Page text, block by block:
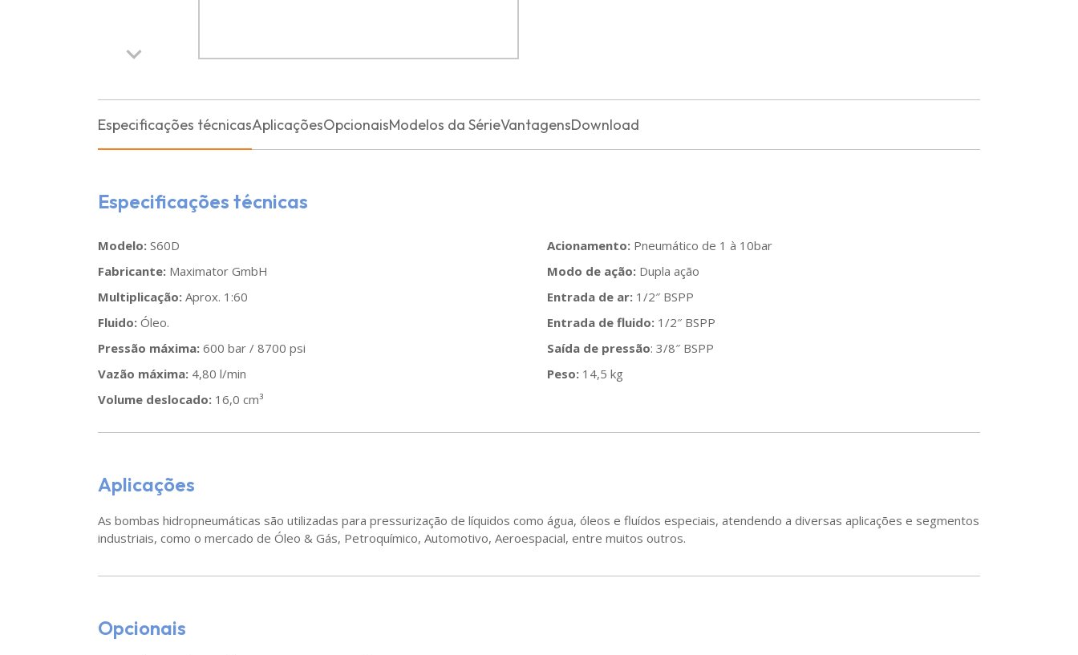
Especificações técnicasAplicaçõesOpcionaisModelos da SérieVantagensDownload
Especificações técnicas
Modelo: S60D
Fabricante: Maximator GmbH
Multiplicação: Aprox. 1:60
Fluido: Óleo.
Pressão máxima: 600 bar / 8700 psi
Vazão máxima: 4,80 l/min
Volume deslocado: 16,0 cm³
Acionamento: Pneumático de 1 à 10bar
Modo de ação: Dupla ação
Entrada de ar: 1/2″ BSPP
Entrada de fluido: 1/2″ BSPP
Saída de pressão: 3/8″ BSPP
Peso: 14,5 kg
Aplicações
As bombas hidropneumáticas são utilizadas para pressurização de líquidos como água, óleos e fluídos especiais, atendendo a diversas aplicações e segmentos
industriais, como o mercado de Óleo & Gás, Petroquímico, Automotivo, Aeroespacial, entre muitos outros.
Opcionais